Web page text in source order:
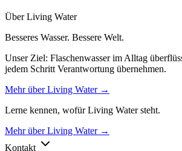
Über Living Water
Besseres Wasser. Bessere Welt.
Unser Ziel: Flaschenwasser im Alltag
jedem Schritt Verantwortung übernehmen.
Mehr über Living Water →
Lerne kennen, wofür Living Water steht.
Mehr über Living Water →
Kontakt